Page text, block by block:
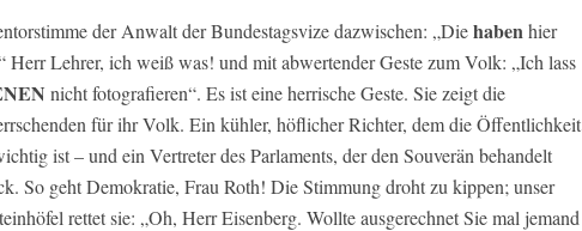
der Anwalt der Bundestagsvize dazwischen: „Diehabenhier
Herr Lehrer, ich weiß was! und mit abwertender Geste zum Volk: „Ich lass
nicht fotografieren“. Es ist eine herrische Geste. Sie zeigt die
für ihr Volk. Ein kühler, höflicher Richter, dem die Öffentlichkeit
ist – und ein Vertreter des Parlaments, der den Souverän behandelt
So geht Demokratie, Frau Roth! Die Stimmung droht zu kippen; unser
rettet sie: „Oh, Herr Eisenberg. Wollte ausgerechnet Sie mal jemand